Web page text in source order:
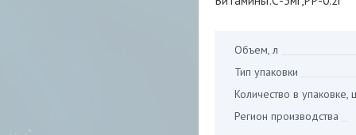
Объем, л
Тип упаковки
Количество в упаковке,
Регион производства